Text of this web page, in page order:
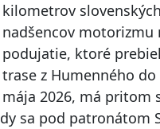
kilometrov
nadšencov
podujatie, ktoré
trase z Humenného
mája 2026, má pritom
sa pod patronátom